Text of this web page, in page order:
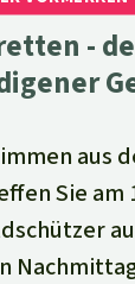
-
aus
Sie am